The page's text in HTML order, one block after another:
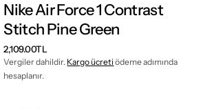
Nike Air Force 1 Contrast
Stitch Pine Green
Normal
fiyat
2,109.00TL
Vergiler dahildir. Kargo ücreti ödeme adımında
hesaplanır.